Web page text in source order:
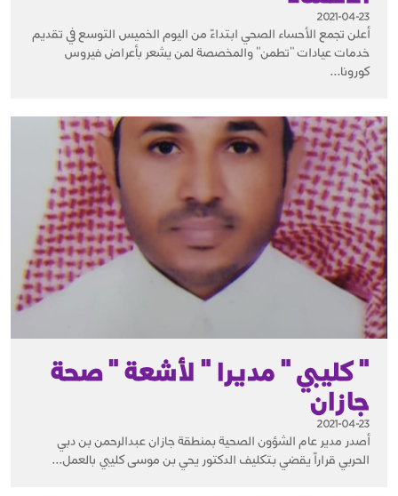
2021-04-23
أعلن تجمع الأحساء الصحي ابتداءً من اليوم الخميس التوسع في تقديم
خدمات عيادات "تطمن" والمخصصة لمن يشعر بأعراض فيروس
كورونا...
" كليبي " مديرا " لأشعة " صحة
جازان
2021-04-23
أصدر مدير عام الشؤون الصحية بمنطقة جازان عبدالرحمن بن دبي
الحربي قراراً يقضي بتكليف الدكتور يحي بن موسى كليبي بالعمل...